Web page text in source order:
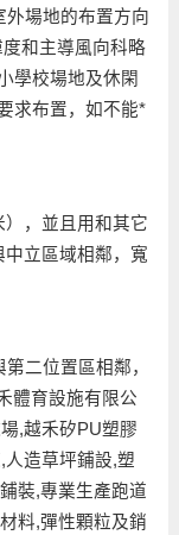
場地的布置方向
和主導風向科略
學校場地及休閑
求布置，如不能*
，並且用和其它
立區域相鄰，寬
二位置區相鄰，
育設施有限公
,越禾矽PU塑膠
造草坪鋪設,塑
裝,專業生產跑道
料,彈性顆粒及銷